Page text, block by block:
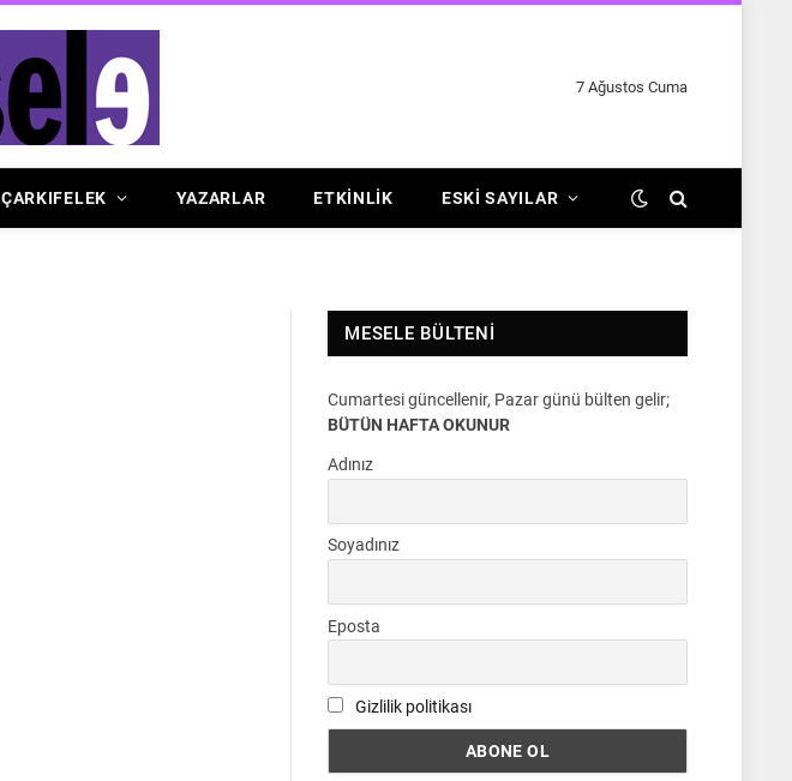
7 Ağustos Cuma
ÇARKIFELEK YAZARLAR ETKINLIK ESKI SAYILAR
MESELE BÜLTENI
Cumartesi güncellenir, Pazar günü bülten gelir;
BÜTÜN HAFTA OKUNUR
Adınız
Soyadınız
Eposta
Gizlilik politikası